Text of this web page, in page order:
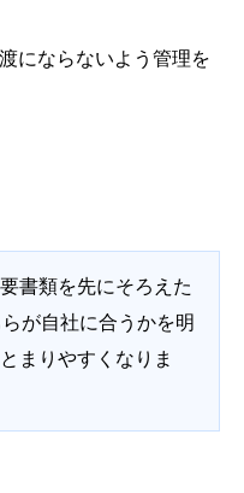
にならないよう管理を
書類を先にそろえた
が自社に合うかを明
まりやすくなりま